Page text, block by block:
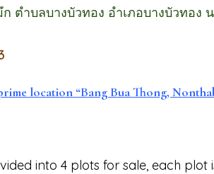
ตำบลบางบัวทอง อำเภอบางบัวทอง น
location “Bang Bua Thong,
into 4 plots for sale, each plot